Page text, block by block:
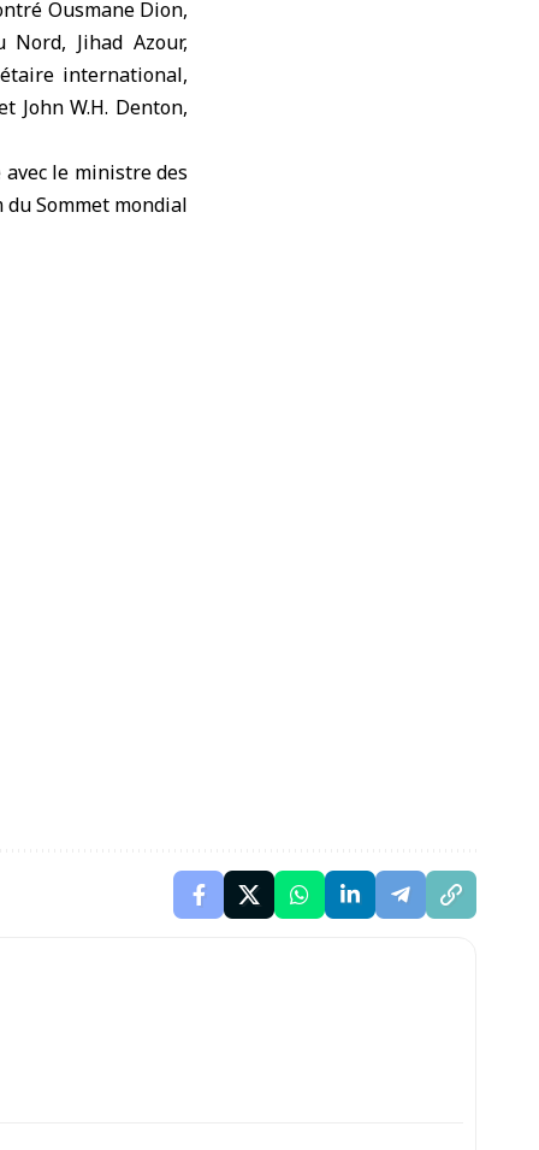
Ousmane Dion,
Jihad Azour,
international,
John W.H. Denton,
le ministre des
Sommet mondial